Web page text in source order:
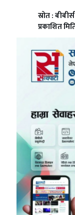
स्रोत :
प्रकाशित